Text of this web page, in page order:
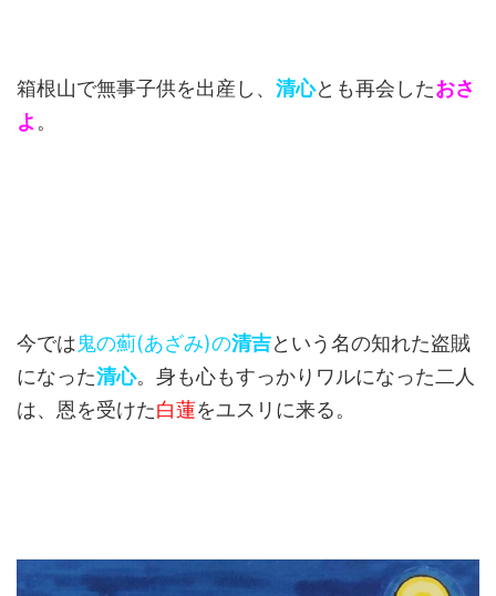
箱根山で無事子供を出産し、 清心とも再会したおさ
よ 。
今では鬼の薊(あざみ)の清吉という名の知れた盗賊
になった清心。身も心もすっかりワルになった二人
は、恩を受けた白蓮をユスリに来る。